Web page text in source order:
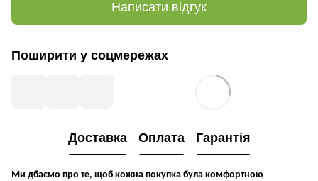
Написати відгук
Поширити у соцмережах
Доставка Оплата Гарантія
Ми дбаємо про те, щоб кожна покупка була комфортною